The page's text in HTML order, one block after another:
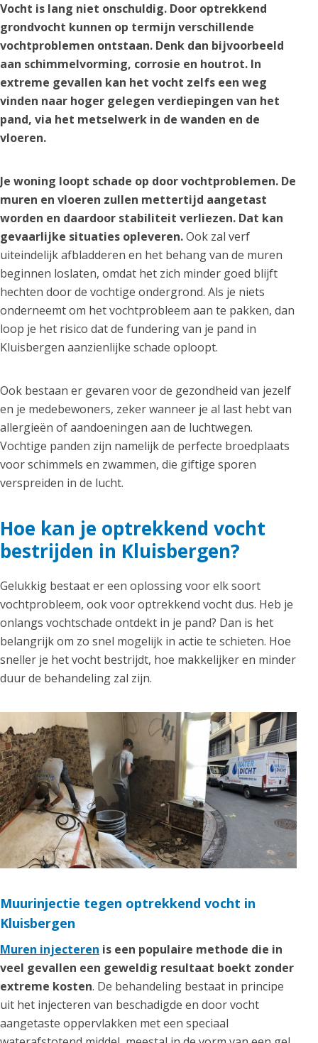
Vocht is lang niet onschuldig. Door optrekkend
grondvocht kunnen op termijn verschillende
vochtproblemen ontstaan. Denk dan bijvoorbeeld
aan schimmelvorming, corrosie en houtrot. In
extreme gevallen kan het vocht zelfs een weg
vinden naar hoger gelegen verdiepingen van het
pand, via het metselwerk in de wanden en de
vloeren.
Je woning loopt schade op door vochtproblemen. De
muren en vloeren zullen mettertijd aangetast
worden en daardoor stabiliteit verliezen. Dat kan
gevaarlijke situaties opleveren.Ook zal verf
uiteindelijk afbladderen en het behang van de muren
beginnen loslaten, omdat het zich minder goed blijft
hechten door de vochtige ondergrond. Als je niets
onderneemt om het vochtprobleem aan te pakken, dan
loop je het risico dat de fundering van je pand in
Kluisbergen aanzienlijke schade oploopt.
Ook bestaan er gevaren voor de gezondheid van jezelf
en je medebewoners, zeker wanneer je al last hebt van
allergieën of aandoeningen aan de luchtwegen.
Vochtige panden zijn namelijk de perfecte broedplaats
voor schimmels en zwammen, die giftige sporen
verspreiden in de lucht.
Hoe kan je optrekkend vocht
bestrijden in Kluisbergen?
Gelukkig bestaat er een oplossing voor elk soort
vochtprobleem, ook voor optrekkend vocht dus. Heb je
onlangs vochtschade ontdekt in je pand? Dan is het
belangrijk om zo snel mogelijk in actie te schieten. Hoe
sneller je het vocht bestrijdt, hoe makkelijker en minder
duur de behandeling zal zijn.
Muurinjectie tegen optrekkend vocht in
Kluisbergen
Muren injecteren is een populaire methode die in
veel gevallen een geweldig resultaat boekt zonder
extreme kosten. De behandeling bestaat in principe
uit het injecteren van beschadigde en door vocht
aangetaste oppervlakken met een speciaal